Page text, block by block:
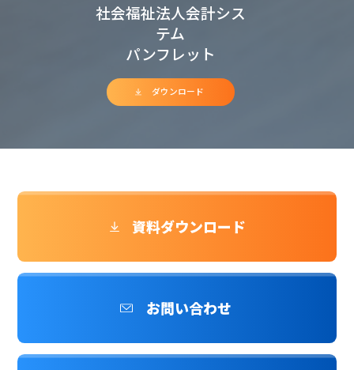
社会福祉法人会計シス
テム
パンフレット
ダウンロード
資料ダウンロード
お問い合わせ